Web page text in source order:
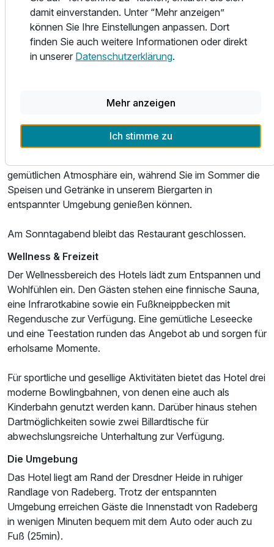
Für 2 Tage p.P. ab
Familienzimmer mit Verbindungstür
Ausstattung
Für 2 Tage p.P. ab132,48 €
genießen.
Die Küche verbindet klassische deutsche Gerichte mit
mediterranem Touch und sorgt für abwechslungsreiche
Am Freitag und Samstag finden regelmäßig Themenbuffet-
Schwerpunkte für besondere Genussmomente sorgen.
gemütlichen Atmosphäre ein, während Sie im Sommer die
Speisen und Getränke in unserem Biergarten in
entspannter Umgebung genießen können.
Am Sonntagabend bleibt das Restaurant geschlossen.
Wellness & Freizeit
Der Wellnessbereich des Hotels lädt zum Entspannen und
Wohlfühlen ein. Den Gästen stehen eine finnische Sauna,
eine Infrarotkabine sowie ein Fußkneippbecken mit
Regendusche zur Verfügung. Eine gemütliche Leseecke
und eine Teestation runden das Angebot ab und sorgen für
erholsame Momente.
Für sportliche und gesellige Aktivitäten bietet das Hotel drei
moderne Bowlingbahnen, von denen eine auch als
Kinderbahn genutzt werden kann. Darüber hinaus stehen
Dartmöglichkeiten sowie zwei Billardtische für
abwechslungsreiche Unterhaltung zur Verfügung.
Die Umgebung
Das Hotel liegt am Rand der Dresdner Heide in ruhiger
Randlage von Radeberg. Trotz der entspannten
Umgebung erreichen Gäste die Innenstadt von Radeberg
in wenigen Minuten bequem mit dem Auto oder auch zu
Fuß (25min).
damit einverstanden. Unter “Mehr anzeigen”
können Sie Ihre Einstellungen anpassen. Dort
finden Sie auch weitere Informationen oder direkt
in unserer Datenschutzerklärung.
Mehr anzeigen
Ich stimme zu